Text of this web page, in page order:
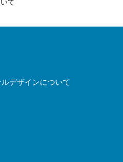
て
デザインについて